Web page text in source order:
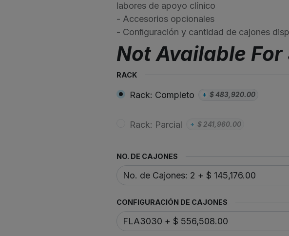
labores de apoyo clínico
- Accesorios opcionales
- Conﬁguración y cantidad de cajones
Not Available For
RACK
Rack: Completo + $483,920.00
Rack: Parcial + $ 241,960.00
NO. DE CAJONES
CONFIGURACIÓN DE CAJONES